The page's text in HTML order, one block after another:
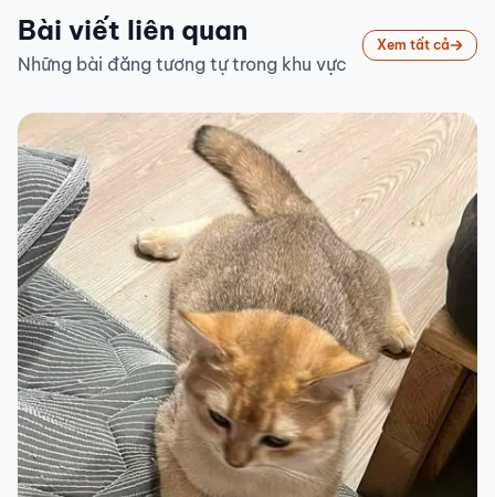
Bài viết liên quan
Những bài đăng tương tự trong khu vực
Xem tất cả